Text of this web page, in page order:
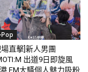
Pop
場直擊]新人男團
出道9日即旋風
FM大騷個人魅力吸粉